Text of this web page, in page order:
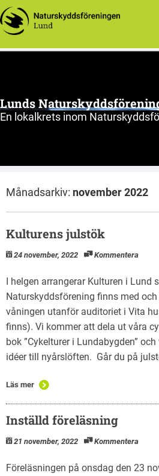
Lunds
En lokalkrets inom
Månadsarkiv: november 2022
Kulturens julstök
24 november, 2022 Kommentera
I helgen arrangerar Kulturen i Lund
Naturskyddsförening finns med
våningen utanför auditoriet i Vita
finns). Vi kommer att dela ut våra
bok ”Cykelturer i Lundabygden”
idéer till nyårslöften. Går du på
Läs mer
Inställd föreläsning
21 november, 2022 Kommentera
Föreläsningen på onsdag den 23